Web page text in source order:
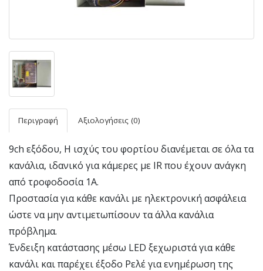
Περιγραφή Αξιολογήσεις (0)
9ch εξόδου, H ισχύς του φορτίου διανέμεται σε όλα τα
κανάλια, ιδανικό για κάμερες με IR που έχουν ανάγκη
από τροφοδοσία 1Α.
Προστασία για κάθε κανάλι με ηλεκτρονική ασφάλεια
ώστε να μην αντιμετωπίσουν τα άλλα κανάλια
πρόβλημα.
Ένδειξη κατάστασης μέσω LED ξεχωριστά για κάθε
κανάλι και παρέχει έξοδο Ρελέ για ενημέρωση της